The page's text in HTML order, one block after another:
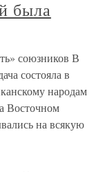
была
союзников В
состояла в
народам
Восточном
на всякую